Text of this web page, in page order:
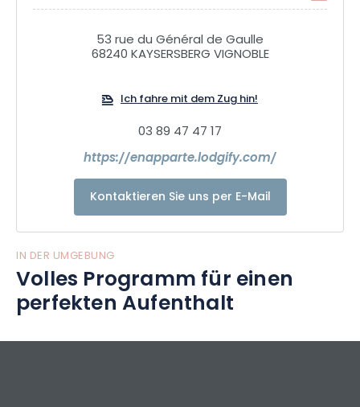
Auswahlkriterien entsprechen.Unser Team steht Ihnen zur
Bedingungen und gemäß Ihren Anforderungen verläuft.
53 rue du Général de Gaulle
68240 KAYSERSBERG VIGNOBLE
Ich fahre mit dem Zug hin!
03 89 47 47 17
https://enapparte.lodgify.com/
Kontaktieren Sie uns per E-Mail
IN DER UMGEBUNG
Volles Programm für einen
perfekten Aufenthalt